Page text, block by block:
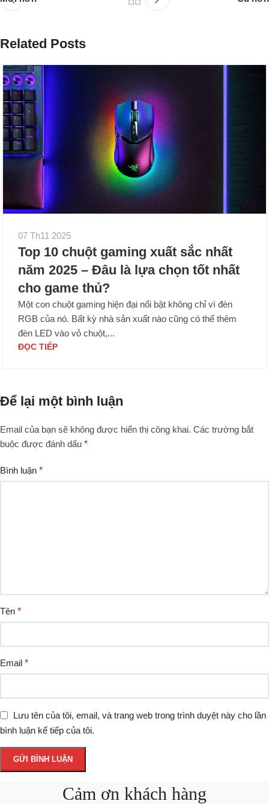
Related Posts
07 Th11 2025
Top 10 chuột gaming xuất sắc nhất
năm 2025 – Đâu là lựa chọn tốt nhất
cho game thủ?
Một con chuột gaming hiện đại nổi bật không chỉ vì đèn
RGB của nó. Bất kỳ nhà sản xuất nào cũng có thể thêm
đèn LED vào vỏ chuột,...
ĐỌC TIẾP
Để lại một bình luận
Email của bạn sẽ không được hiển thị công khai. Các trường bắt
buộc được đánh dấu *
Bình luận *
Tên *
Email *
Lưu tên của tôi, email, và trang web trong trình duyệt này cho lần
bình luận kế tiếp của tôi.
Cảm ơn khách hàng